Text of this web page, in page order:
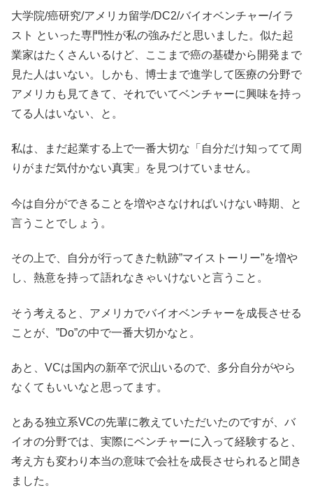
大学院/癌研究/アメリカ留学/DC2/バイオベンチャー/イラ
スト といった専門性が私の強みだと思いました。似た起
業家はたくさんいるけど、ここまで癌の基礎から開発まで
見た人はいない。しかも、博士まで進学して医療の分野で
アメリカも見てきて、それでいてベンチャーに興味を持っ
てる人はいない、と。
私は、まだ起業する上で一番大切な「自分だけ知ってて周
りがまだ気付かない真実」を見つけていません。
今は自分ができることを増やさなければいけない時期、と
言うことでしょう。
その上で、自分が行ってきた軌跡”マイストーリー”を増や
し、熱意を持って語れなきゃいけないと言うこと。
そう考えると、アメリカでバイオベンチャーを成長させる
ことが、”Do”の中で一番大切かなと。
あと、VCは国内の新卒で沢山いるので、多分自分がやら
なくてもいいなと思ってます。
とある独立系VCの先輩に教えていただいたのですが、バ
イオの分野では、実際にベンチャーに入って経験すると、
考え方も変わり本当の意味で会社を成長させられると聞き
ました。